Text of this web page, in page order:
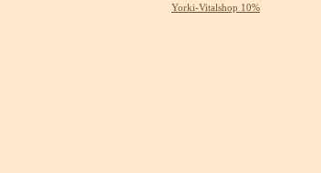
Yorki-Vitalshop 10%